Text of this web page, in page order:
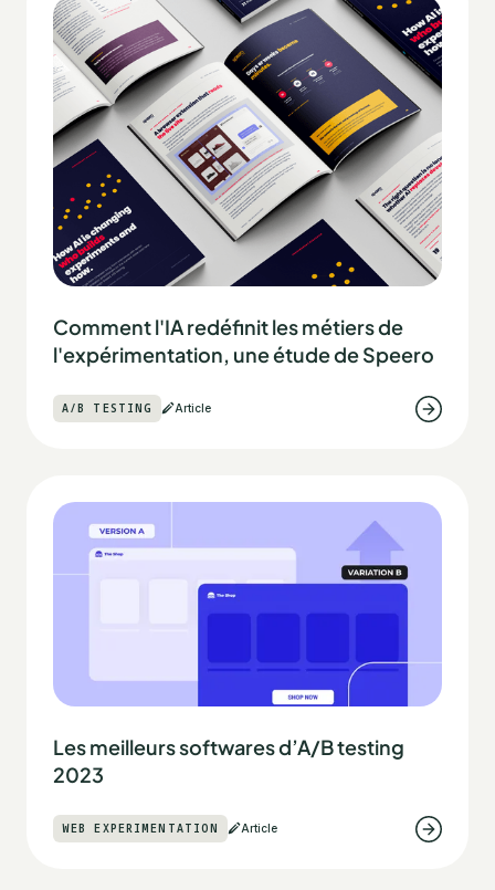
Comment l'IA redéfinit les métiers de
l'expérimentation, une étude de Speero
A/B TESTING Article
Les meilleurs softwares d’A/B testing
2023
WEB EXPERIMENTATION Article